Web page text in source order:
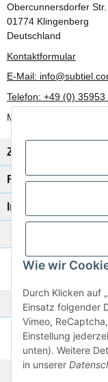
Wie wir
Durch Klicken auf
Einsatz folgender
Vimeo,
Einstellung
unten). Weitere
in unserer
Obercunnersdorfer
01774 Klingenberg
Deutschland
Kontaktformular
E-Mail:
Telefon: +49 (0) 35953
Mo-Fr: 8:00 Uhr - 17:00
Zahlung/Versand
Rechtliches
Informationen